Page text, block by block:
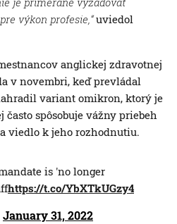
výkon profesie,“uviedol
anglickej zdravotnej
v novembri, keď prevládal
variant omikron, ktorý je
spôsobuje vážny priebeh
viedlo k jeho rozhodnutiu.
is 'no longer
https://t.co/YbXTkUGzy4
January 31, 2022